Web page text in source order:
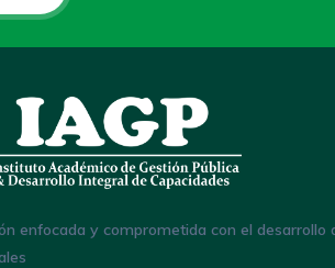
enfocada y comprometida con el desarrollo